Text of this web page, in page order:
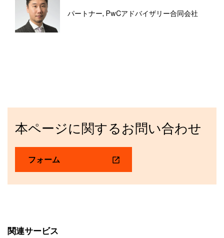
パートナー, PwCアドバイザリー合同会社
本ページに関するお問い合わせ
フォーム
関連サービス